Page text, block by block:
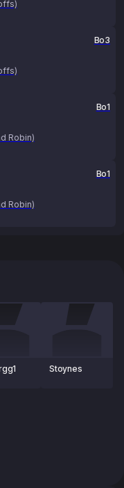
Bo3
Bo1
Robin)
Bo1
Robin)
Stoynes